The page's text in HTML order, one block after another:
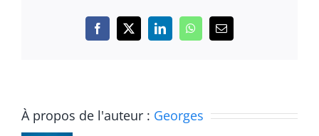
Facebook
X LinkedInWhatsApp
Email
À propos de l'auteur : Georges